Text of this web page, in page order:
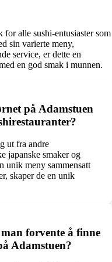
for alle sushi-entusiaster som
sin varierte meny,
service, er dette en
en god smak i munnen.
på Adamstuen
ut fra andre
japanske smaker og
unik meny sammensatt
skaper de en unik
forvente å finne
Adamstuen?